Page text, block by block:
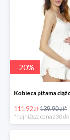
-20%
111.92 zł139.90 zł*